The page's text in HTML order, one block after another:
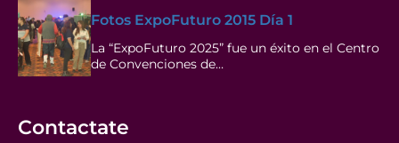
Fotos ExpoFuturo 2015 Día 1
La “ExpoFuturo 2025” fue un éxito en el Centro
de Convenciones de…
Contactate